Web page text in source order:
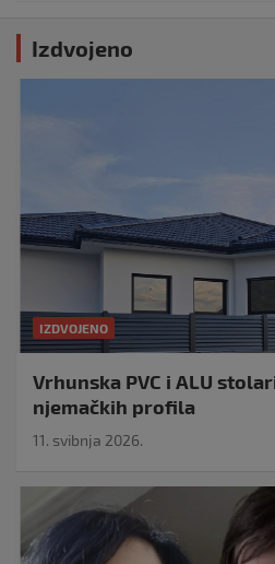
Izdvojeno
IZDVOJENO
Vrhunska PVC i ALU
njemačkih profila
11. svibnja 2026.